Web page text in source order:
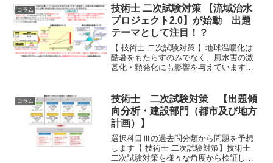
てみましょう。
コラム
技術士 二次試験対策 【流域治水
プロジェクト2.0】が始動 出題
テーマとして注目！？
【 技術士 二次試験対策 】地球温暖化は
酷暑をもたらすのみでなく、風水害の激
甚化・頻発化にも影響を与えています。
して更新されます。新たな対策はどのよ
うなものなのか。
コラム
技術士 二次試験対策 【出題傾
向分析・建設部門（都市及び地方
計画）】
選択科目Ⅲの過去問分類から問題を予想
します【 技術士 二次試験対策】技術士
二次試験対策を様々な角度から検証して